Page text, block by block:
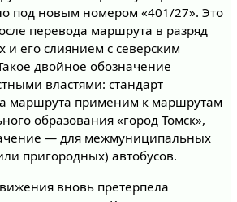
под новым номером «401/27». Это
перевода маршрута в разряд
его слиянием с северским
двойное обозначение
властями: стандарт
маршрута применим к маршрутам
образования «город Томск»,
— для межмуниципальных
пригородных) автобусов.
вновь претерпела